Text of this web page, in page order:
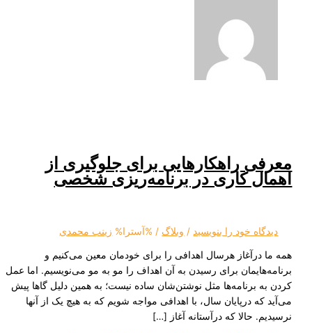
راهکارهایی برای جلوگیری از
کاری در برنامه‌ریزی شخصی
خود را بنویسید / وبلاگ/ %آسترا% زینب محمدی
هرسال اهدافی را برای خودمان معین می‌کنیم و
برای رسیدن به آن اهداف را مو به مو می‌نویسیم. اما عمل
برنامه‌ها مثل نوشتن‌شان ساده نیست؛ به همین دلیل گاها پیش
درپایان سال، با اهدافی مواجه شویم که به هیچ یک از آنها
حالا که درآستانه آغاز […]